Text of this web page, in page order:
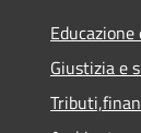
Giustizia e